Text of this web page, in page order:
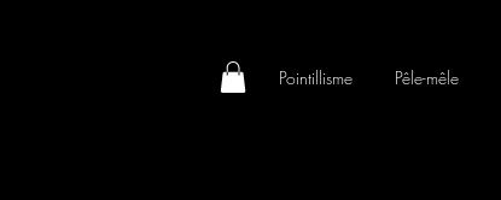
Pointillisme Pêle-mêle